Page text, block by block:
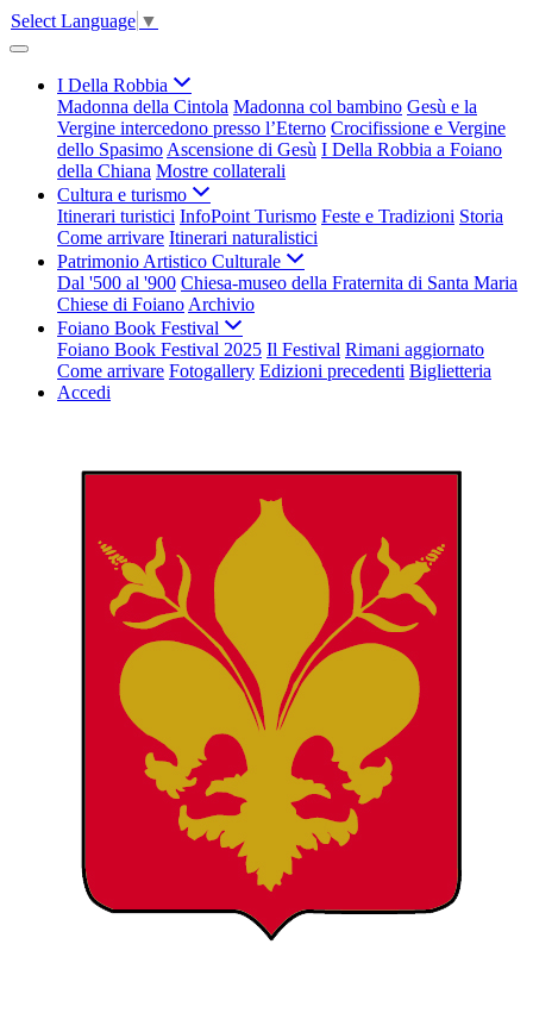
Select Language ▼
I Della Robbia
Madonna della Cintola Madonna col bambino Gesù e la
Vergine intercedono presso l’Eterno Crocifissione e Vergine
dello Spasimo Ascensione di Gesù I Della Robbia a Foiano
della Chiana Mostre collaterali
Cultura e turismo
Itinerari turistici InfoPoint Turismo Feste e Tradizioni Storia
Come arrivare Itinerari naturalistici
Patrimonio Artistico Culturale
Dal '500 al '900 Chiesa-museo della Fraternita di Santa Maria
Chiese di Foiano Archivio
Foiano Book Festival
Foiano Book Festival 2025 Il Festival Rimani aggiornato
Come arrivare Fotogallery Edizioni precedenti Biglietteria
Accedi